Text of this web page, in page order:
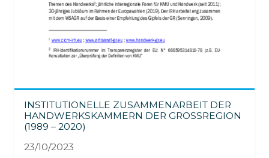
INSTITUTIONELLE ZUSAMMENARBEIT DER
HANDWERKSKAMMERN DER GROSSREGION (
1989 – 2020)
23/10/2023